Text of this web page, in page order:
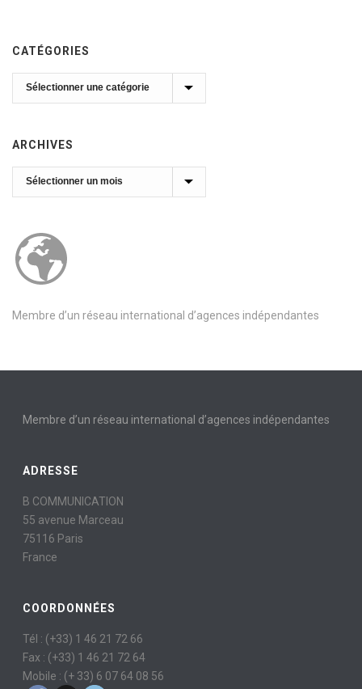
CATÉGORIES
Catégories
ARCHIVES
Archives
Membre d’un réseau international d’agences indépendantes
Membre d’un réseau international d’agences indépendantes
ADRESSE
B COMMUNICATION
55 avenue Marceau
75116 Paris
France
COORDONNÉES
Tél : (+33) 1 46 21 72 66
Fax : (+33) 1 46 21 72 64
Mobile : (+ 33) 6 07 64 08 56